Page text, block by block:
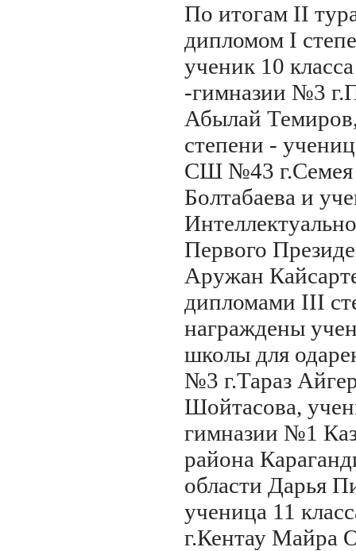
По итогам II
дипломом I
ученик 10
-гимназии №3
Абылай
степени -
СШ №43 г.Семея
Болтабаева и
Первого
Аружан
дипломами III
награждены
школы для
№3 г.Тараз
Шойтасова,
гимназии №1
района
области Дарья
ученица 11
г.Кентау Майра